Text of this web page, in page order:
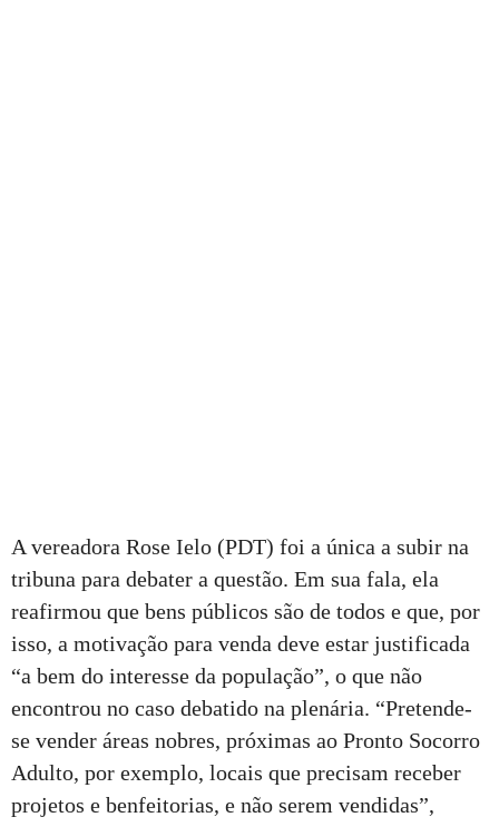
A vereadora Rose Ielo (PDT) foi a única a subir na
tribuna para debater a questão. Em sua fala, ela
reafirmou que bens públicos são de todos e que, por
isso, a motivação para venda deve estar justificada
“a bem do interesse da população”, o que não
encontrou no caso debatido na plenária. “Pretende-
se vender áreas nobres, próximas ao Pronto Socorro
Adulto, por exemplo, locais que precisam receber
projetos e benfeitorias, e não serem vendidas”,